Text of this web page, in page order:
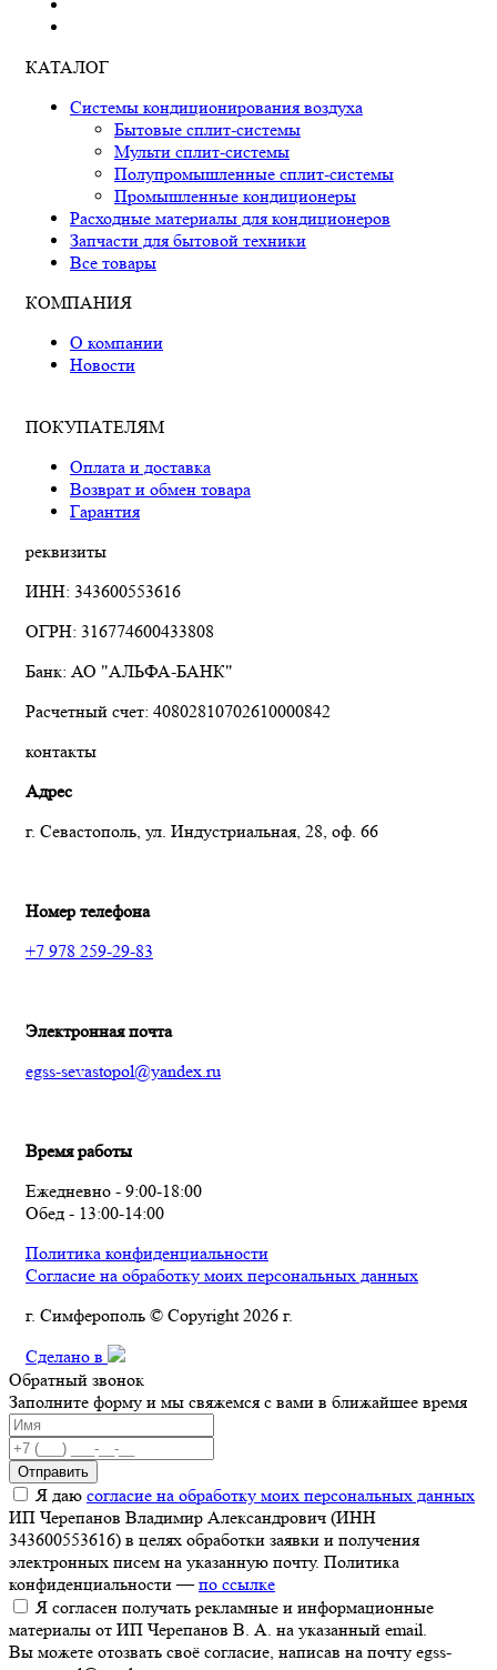
КАТАЛОГ
Системы кондиционирования воздуха
Бытовые сплит-системы
Мульти сплит-системы
Полупромышленные сплит-системы
Промышленные кондиционеры
Расходные материалы для кондиционеров
Запчасти для бытовой техники
Все товары
КОМПАНИЯ
О компании
Новости
ПОКУПАТЕЛЯМ
Оплата и доставка
Возврат и обмен товара
Гарантия
реквизиты
ИНН: 343600553616
ОГРН: 316774600433808
Банк: АО "АЛЬФА-БАНК"
Расчетный счет: 40802810702610000842
контакты
Адрес
г. Севастополь, ул. Индустриальная, 28, оф. 66
Номер телефона
+7 978 259-29-83
Электронная почта
egss-sevastopol@yandex.ru
Время работы
Ежедневно - 9:00-18:00
Обед - 13:00-14:00
Политика конфиденциальности
Согласие на обработку моих персональных данных
г. Симферополь © Copyright 2026 г.
Сделано в
Обратный звонок
Заполните форму и мы свяжемся с вами в ближайшее время
Отправить
Я даю согласие на обработку моих персональных данных
ИП Черепанов Владимир Александрович (ИНН
343600553616) в целях обработки заявки и получения
электронных писем на указанную почту. Политика
конфиденциальности —по ссылке
Я согласен получать рекламные и информационные
материалы от ИП Черепанов В. А. на указанный email.
Вы можете отозвать своё согласие, написав на почту egss-